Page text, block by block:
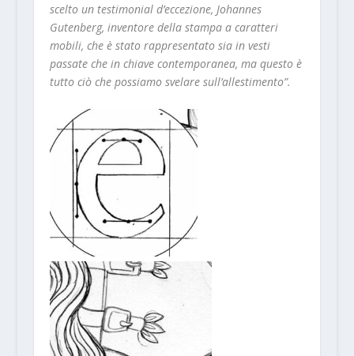
scelto un testimonial d’eccezione, Johannes
Gutenberg, inventore della stampa a caratteri
mobili, che è stato rappresentato sia in vesti
passate che in chiave contemporanea, ma questo è
tutto ciò che possiamo svelare sull’allestimento”.